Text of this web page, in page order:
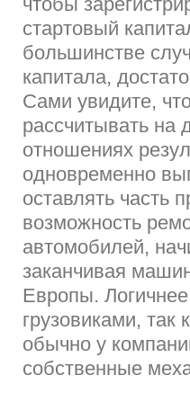
стартовый
большинстве
капитала,
Сами увидите,
рассчитывать на
отношениях
одновременно
оставлять часть
возможность
автомобилей,
заканчивая
Европы.
грузовиками,
обычно у
собственные